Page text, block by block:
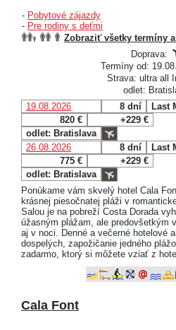
- Pobytové zájazdy
- Pre rodiny s deťmi
Zobraziť všetky termíny
Doprava:
Termíny od:
Strava: ultra all
odlet:
19.08.2026
8 dní
Last
820 €
+229 €
odlet: Bratislava
26.08.2026
8 dní
Last
775 €
+229 €
odlet: Bratislava
Ponúkame vám skvelý hotel Cala
krásnej piesočnatej pláži v
Salou je na pobreží Costa Dorada
úžasným plážam, ale predovšetkým
aj v noci. Denné a večerné hotelové
dospelých, zapožičanie jedného
zadarmo, ktorý si môžete vziať z
Cala Font